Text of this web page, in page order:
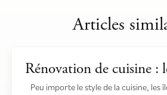
Articles
Rénovation de cuisine :
Peu importe le style de la cuisine, les